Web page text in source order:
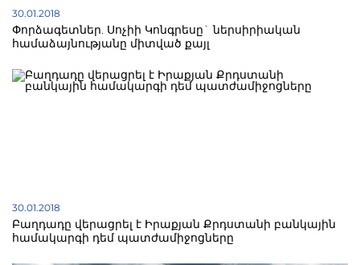
30.01.2018
Փորձագետներ. Սոչիի Կոնգրեսը` ներսիրիական
համաձայնությանը միտված քայլ
30.01.2018
Բաղդադը վերացրել է Իրաքյան Քրդստանի բանկային
համակարգի դեմ պատժամիջոցները